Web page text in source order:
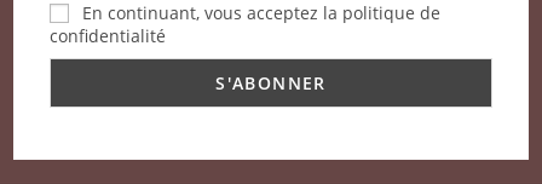
En continuant, vous acceptez la politique de
confidentialité